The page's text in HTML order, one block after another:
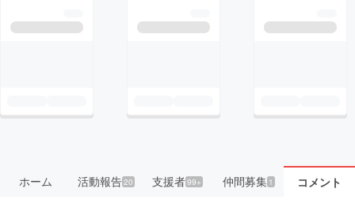
ホーム 活動報告20 支援者99+ 仲間募集 1 コメント